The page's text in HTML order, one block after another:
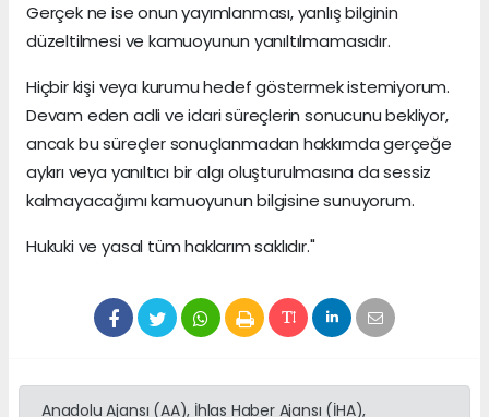
Gerçek ne ise onun yayımlanması, yanlış bilginin
düzeltilmesi ve kamuoyunun yanıltılmamasıdır.
Hiçbir kişi veya kurumu hedef göstermek istemiyorum.
Devam eden adli ve idari süreçlerin sonucunu bekliyor,
ancak bu süreçler sonuçlanmadan hakkımda gerçeğe
aykırı veya yanıltıcı bir algı oluşturulmasına da sessiz
kalmayacağımı kamuoyunun bilgisine sunuyorum.
Hukuki ve yasal tüm haklarım saklıdır."
Anadolu Ajansı (AA), İhlas Haber Ajansı (İHA),